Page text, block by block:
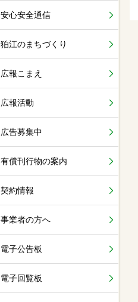
安心安全通信
狛江のまちづくり
広報こまえ
広報活動
広告募集中
有償刊行物の案内
契約情報
事業者の方へ
電子公告板
電子回覧板